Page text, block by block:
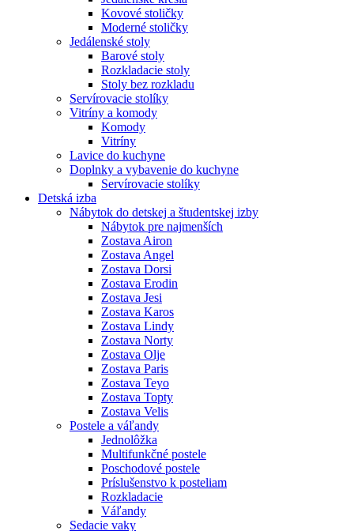
Kovové stoličky
Moderné stoličky
Jedálenské stoly
Barové stoly
Rozkladacie stoly
Stoly bez rozkladu
Servírovacie stolíky
Vitríny a komody
Komody
Vitríny
Lavice do kuchyne
Doplnky a vybavenie do kuchyne
Servírovacie stolíky
Detská izba
Nábytok do detskej a študentskej izby
Nábytok pre najmenších
Zostava Airon
Zostava Angel
Zostava Dorsi
Zostava Erodin
Zostava Jesi
Zostava Karos
Zostava Lindy
Zostava Norty
Zostava Olje
Zostava Paris
Zostava Teyo
Zostava Topty
Zostava Velis
Postele a váľandy
Jednolôžka
Multifunkčné postele
Poschodové postele
Príslušenstvo k posteliam
Rozkladacie
Váľandy
Sedacie vaky